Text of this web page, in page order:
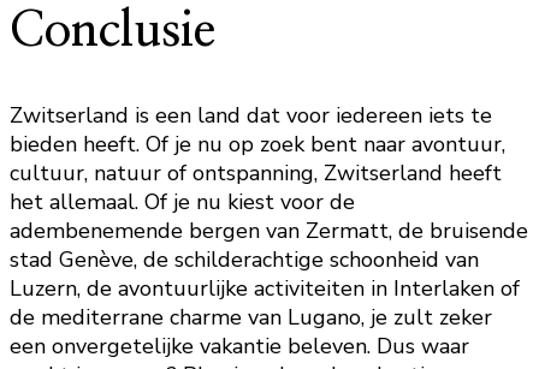
Conclusie
Zwitserland is een land dat voor iedereen iets te
bieden heeft. Of je nu op zoek bent naar avontuur,
cultuur, natuur of ontspanning, Zwitserland heeft
het allemaal. Of je nu kiest voor de
adembenemende bergen van Zermatt, de bruisende
stad Genève, de schilderachtige schoonheid van
Luzern, de avontuurlijke activiteiten in Interlaken of
de mediterrane charme van Lugano, je zult zeker
een onvergetelijke vakantie beleven. Dus waar